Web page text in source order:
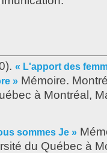
« L'apport des
» Mémoire.
à Montréal,
sommes Je »
du Québec à